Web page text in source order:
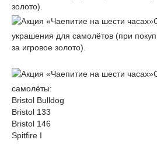
золото).
украшения для самолётов (при
за игровое золото).
самолёты:
Bristol Bulldog
Bristol 133
Bristol 146
Spitfire I